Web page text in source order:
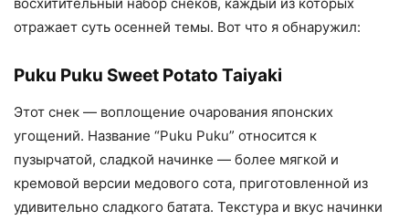
отражает суть осенней темы. Вот что я обнаружил:
Puku Puku Sweet Potato Taiyaki
Этот снек — воплощение очарования японских
угощений. Название “Puku Puku” относится к
пузырчатой, сладкой начинке — более мягкой и
кремовой версии медового сота, приготовленной из
удивительно сладкого батата. Текстура и вкус начинки